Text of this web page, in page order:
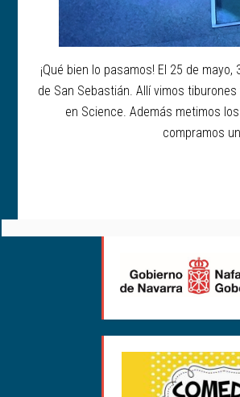
¡Qué bien lo pasamos! El 25 de
de San Sebastián. Allí vimos
en Science. Además metimos
compramos